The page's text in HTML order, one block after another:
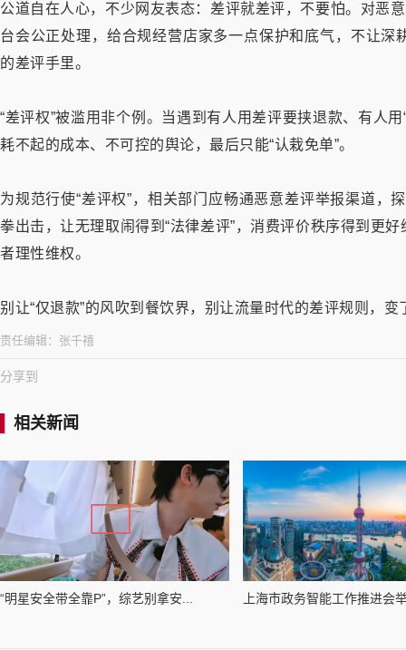
公道自在人心，不少网友表态：差评就差评，不要怕。对恶
台会公正处理，给合规经营店家多一点保护和底气，不让
的差评手里。
“差评权”被滥用非个例。当遇到有人用差评要挟退款、有人
耗不起的成本、不可控的舆论，最后只能“认栽免单”。
为规范行使“差评权”，相关部门应畅通恶意差评举报渠道，
拳出击，让无理取闹得到“法律差评”，消费评价秩序得到更
者理性维权。
别让“仅退款”的风吹到餐饮界，别让流量时代的差评规则，
责任编辑： 张千禧
分享到
相关新闻
“明星安全带全靠P”，综艺别拿安... 上海市政务智能工作推进会